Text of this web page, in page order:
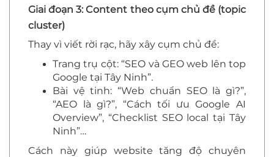
Giai đoạn 3: Content theo cụm chủ đề (topic
cluster)
Thay vì viết rời rạc, hãy xây cụm chủ đề:
Trang trụ cột: “SEO và GEO web lên top
Google tại Tây Ninh”.
Bài vệ tinh: “Web chuẩn SEO là gì?”,
“AEO là gì?”, “Cách tối ưu Google AI
Overview”, “Checklist SEO local tại Tây
Ninh”…
Cách này giúp website tăng độ chuyên